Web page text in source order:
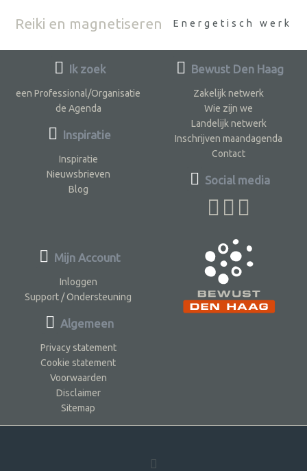
Reiki en magnetiseren Energetisch werk
Ik zoek
een Professional/Organisatie
de Agenda
Inspiratie
Inspiratie
Nieuwsbrieven
Blog
Bewust Den Haag
Zakelijk netwerk
Wie zijn we
Landelijk netwerk
Inschrijven maandagenda
Contact
Social media
Mijn Account
Inloggen
Support / Ondersteuning
Algemeen
Privacy statement
Cookie statement
Voorwaarden
Disclaimer
Sitemap